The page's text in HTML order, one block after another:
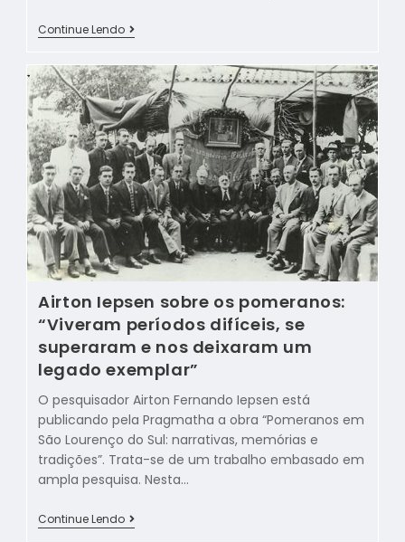
Continue Lendo
Airton Iepsen sobre os pomeranos:
“Viveram períodos difíceis, se
superaram e nos deixaram um
legado exemplar”
O pesquisador Airton Fernando Iepsen está
publicando pela Pragmatha a obra “Pomeranos em
São Lourenço do Sul: narrativas, memórias e
tradições”. Trata-se de um trabalho embasado em
ampla pesquisa. Nesta…
Continue Lendo